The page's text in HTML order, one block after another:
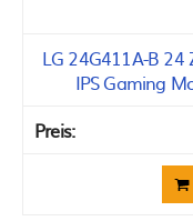
LG 24G411A-B 24
IPS Gaming